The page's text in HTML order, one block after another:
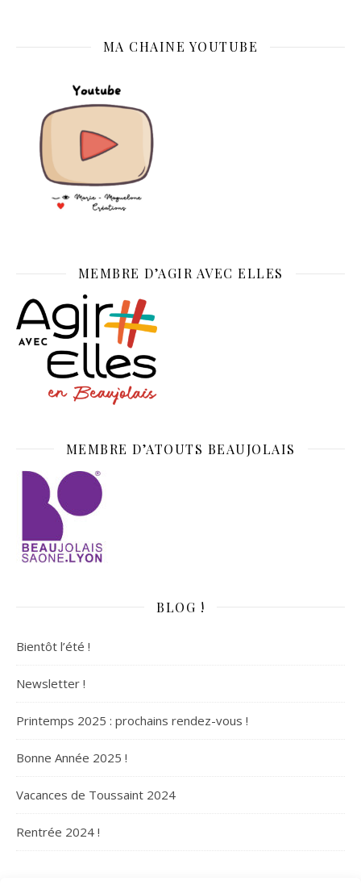
MA CHAINE YOUTUBE
MEMBRE D’AGIR AVEC ELLES
MEMBRE D’ATOUTS BEAUJOLAIS
BLOG !
Bientôt l’été !
Newsletter !
Printemps 2025 : prochains rendez-vous !
Bonne Année 2025 !
Vacances de Toussaint 2024
Rentrée 2024 !